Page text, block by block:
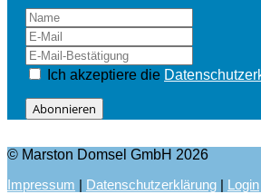
Ich akzeptiere die
Abonnieren
© Marston Domsel GmbH 2026
Impressum | Datenschutzerklärung | Login